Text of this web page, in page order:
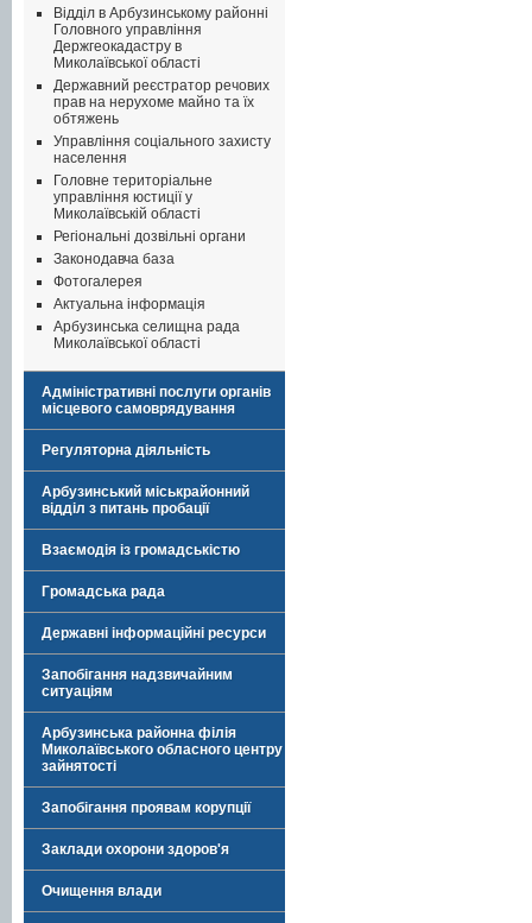
Відділ в Арбузинському районні
Головного управління
Держгеокадастру в
Миколаївської області
Державний реєстратор речових
прав на нерухоме майно та їх
обтяжень
Управління соціального захисту
населення
Головне територіальне
управління юстиції у
Миколаївській області
Регіональні дозвільні органи
Законодавча база
Фотогалерея
Актуальна інформація
Арбузинська селищна рада
Миколаївської області
Адміністративні послуги органів
місцевого самоврядування
Регуляторна діяльність
Арбузинський міськрайонний
відділ з питань пробації
Взаємодія із громадськістю
Громадська рада
Державні інформаційні ресурси
Запобігання надзвичайним
ситуаціям
Арбузинська районна філія
Миколаївського обласного центру
зайнятості
Запобігання проявам корупції
Заклади охорони здоров'я
Очищення влади